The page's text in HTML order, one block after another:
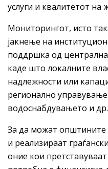
услуги и квалитетот
Мониторингот, исто
јакнење на
поддршка од
каде што локалните
надлежности или
регионално
водоснабдувањето и
За да можат општините
и реализираат
оние кои